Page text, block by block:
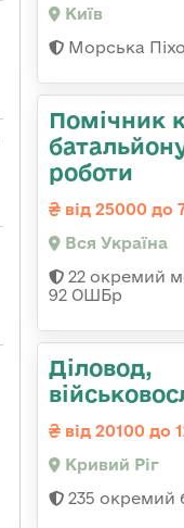
Київ
Морська
Помічник
роботи
від 25000 до
Вся Україна
22 окремий
92 ОШБр
Діловод,
від 20100 до
Кривий Ріг
235 окремий